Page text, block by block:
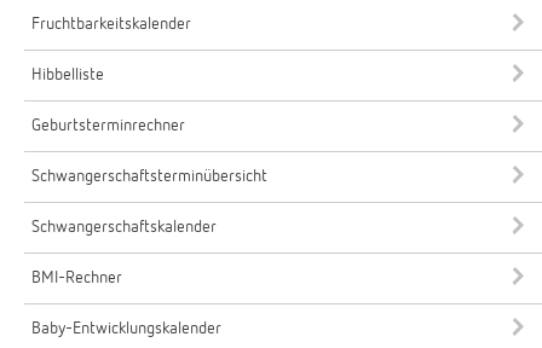
Fruchtbarkeitskalender
Hibbelliste
Geburtsterminrechner
Schwangerschaftsterminübersicht
Schwangerschaftskalender
BMI-Rechner
Baby-Entwicklungskalender